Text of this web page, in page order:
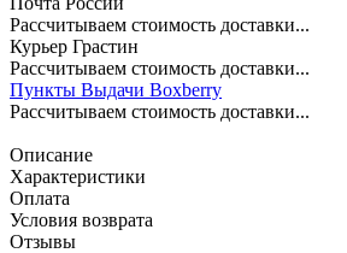
Рассчитываем стоимость доставки...
Курьер Грастин
Рассчитываем стоимость доставки...
Пункты Выдачи Boxberry
Рассчитываем стоимость доставки...
Описание
Характеристики
Оплата
Условия возврата
Отзывы